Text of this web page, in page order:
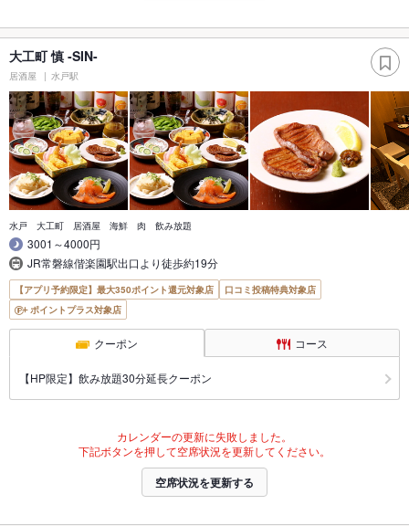
大工町 慎 ‐SIN-
居酒屋 水戸駅
水戸 大工町 居酒屋 海鮮 肉 飲み放題
3001～4000円
JR常磐線偕楽園駅出口より徒歩約19分
【アプリ予約限定】最大350ポイント還元対象店
口コミ投稿特典対象店
ポイントプラス対象店
クーポン コース
【HP限定】飲み放題30分延長クーポン
カレンダーの更新に失敗しました。
下記ボタンを押して空席状況を更新してください。
空席状況を更新する